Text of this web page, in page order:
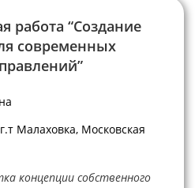
работа “Создание
современных
Малаховка, Московская
концепции собственного